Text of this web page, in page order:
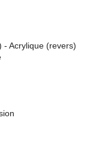
- Acrylique (revers)